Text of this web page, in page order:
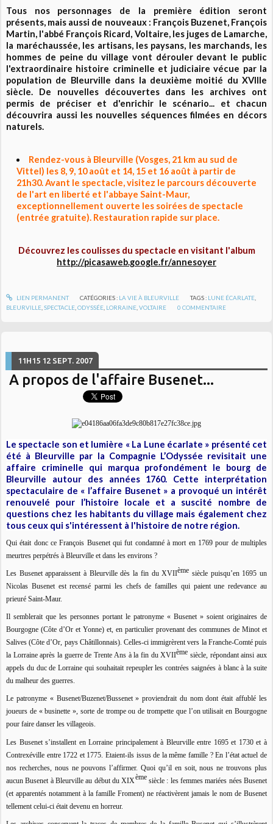
Tous nos personnages de la première édition seront
présents, mais aussi de nouveaux : François Buzenet, François
Martin, l'abbé François Ricard, Voltaire, les juges de Lamarche,
la maréchaussée, les artisans, les paysans, les marchands, les
hommes de peine du village vont dérouler devant le public
l'extraordinaire histoire criminelle et judiciaire vécue par la
population de Bleurville dans la deuxième moitié du XVIIIe
siècle. De nouvelles découvertes dans les archives ont
permis de préciser et d'enrichir le scénario... et chacun
découvrira aussi les nouvelles séquences filmées en décors
naturels.
Rendez-vous à Bleurville (Vosges, 21 km au sud de
Vittel) les 8, 9, 10 août et 14, 15 et 16 août à partir de
21h30. Avant le spectacle, visitez le parcours découverte
de l'art en liberté et l'abbaye Saint-Maur,
exceptionnellement ouverte les soirées de spectacle
(entrée gratuite). Restauration rapide sur place.
Découvrez les coulisses du spectacle en visitant l'album
http://picasaweb.google.fr/annesoyer
LIEN PERMANENT CATÉGORIES : LA VIE À BLEURVILLE TAGS : LUNE ÉCARLATE
BLEURVILLE ,SPECTACLE ,ODYSSÉE LORRAINE ,VOLTAIRE 0 COMMENTAIRE
11H15 12 SEPT. 2007
A propos de l'affaire Busenet...
Le spectacle son et lumière « La Lune écarlate » présenté cet
été à Bleurville par la Compagnie L’Odyssée revisitait une
affaire criminelle qui marqua profondément le bourg de
Bleurville autour des années 1760. Cette interprétation
spectaculaire de « l’affaire Busenet » a provoqué un intérêt
renouvelé pour l’histoire locale et a suscité nombre de
questions chez les habitants du village mais également chez
tous ceux qui s'intéressent à l'histoire de notre région.
Qui était donc ce François Busenet qui fut condamné à mort en 1769 pour de multiples
meurtres perpétrés à Bleurville et dans les environs ?
Les Busenet apparaissent à Bleurville dès la fin du XVIIème siècle puisqu’en 1695 un
Nicolas Busenet est recensé parmi les chefs de familles qui paient une redevance au
prieuré Saint-Maur.
Il semblerait que les personnes portant le patronyme « Busenet » soient originaires de
Bourgogne (Côte d’Or et Yonne) et, en particulier provenant des communes de Minot et
Salives (Côte d’Or, pays Châtillonnais). Celles-ci immigrèrent vers la Franche-Comté puis
la Lorraine après la guerre de Trente Ans à la fin du XVIIème siècle, répondant ainsi aux
appels du duc de Lorraine qui souhaitait repeupler les contrées saignées à blanc à la suite
du malheur des guerres.
Le patronyme « Busenet/Buzenet/Bussenet » proviendrait du nom dont était affublé les
joueurs de « businette », sorte de trompe ou de trompette que l’on utilisait en Bourgogne
pour faire danser les villageois.
Les Busenet s’installent en Lorraine principalement à Bleurville entre 1695 et 1730 et à
Contrexéville entre 1722 et 1775. Etaient-ils issus de la même famille ? En l’état actuel de
nos recherches, nous ne pouvons l’affirmer. Quoi qu’il en soit, nous ne trouvons plus
aucun Busenet à Bleurville au début du XIXèmesiècle : les femmes mariées nées Busenet
(et apparentés notamment à la famille Froment) ne réactivèrent jamais le nom de Busenet
tellement celui-ci était devenu en horreur.